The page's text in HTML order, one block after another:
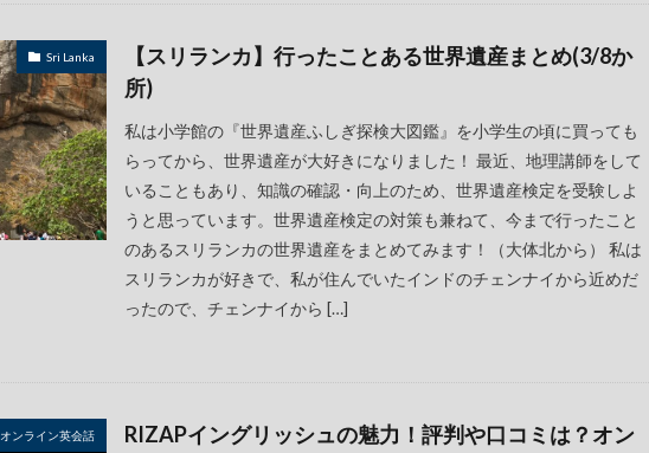
Sri Lanka
【スリランカ】行ったことある世界遺産まとめ(3/8か
所)
私は小学館の『世界遺産ふしぎ探検大図鑑』を小学生の頃に買っても
らってから、世界遺産が大好きになりました！ 最近、地理講師をして
いることもあり、知識の確認・向上のため、世界遺産検定を受験しよ
うと思っています。世界遺産検定の対策も兼ねて、今まで行ったこと
のあるスリランカの世界遺産をまとめてみます！（大体北から） 私は
スリランカが好きで、私が住んでいたインドのチェンナイから近めだ
ったので、チェンナイから […]
オンライン英会話
RIZAPイングリッシュの魅力！評判や口コミは？オン